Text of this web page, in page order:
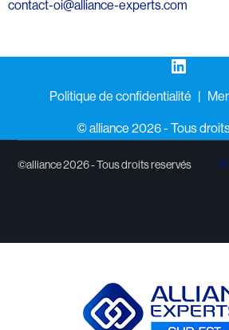
contact-oi@alliance-experts.com
LinkedIn
Politique de confidentialité
©️ alliance 2026 - Tous
©alliance 2026 - Tous droits reservés